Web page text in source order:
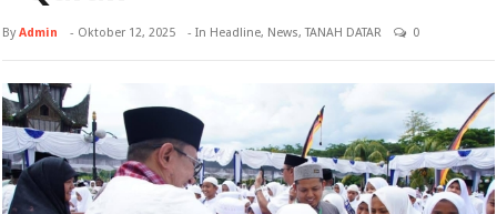
ByAdmin - Oktober 12, 2025 - In Headline, News,TANAH DATAR 0